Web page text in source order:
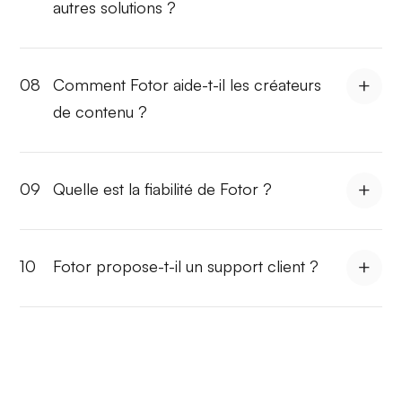
autres solutions ?
08
Comment Fotor aide-t-il les créateurs
de contenu ?
09 Quelle est la fiabilité de Fotor ?
10 Fotor propose-t-il un support client ?